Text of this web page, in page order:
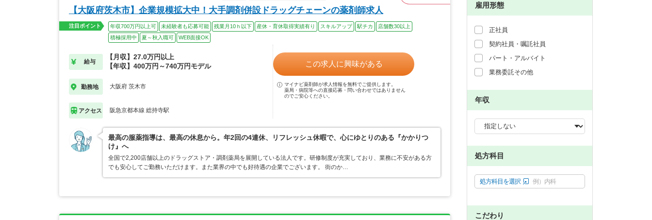
【大阪府茨木市】企業規模拡大中！大手調剤併設ドラッグチェーンの薬剤師求人
注目ポイント 年収700万円以上可 未経験者も応募可能 残業月10ｈ以下 産休・育休取得実績有り スキルアップ 駅チカ
店舗数30以上
積極採用中
夏～秋入職可 WEB面接OK
給与
【月収】27.0万円以上
【年収】400万円～740万円モデル
勤務地 大阪府 茨木市
アクセス 阪急京都本線 総持寺駅
この求人に興味がある
マイナビ薬剤師が求人情報を無料でご提供します。
薬局・病院等への直接応募・問い合わせではありません
のでご安心ください。
最高の服薬指導は、最高の休息から。年2回の4連休、リフレッシュ休暇で、心にゆとりのある『かかりつ
け』へ
全国で2,200店舗以上のドラッグストア・調剤薬局を展開している法人です。研修制度が充実しており、業務に不安がある方
でも安心してご勤務いただけます。また業界の中でも好待遇の企業でございます。 街のか…
雇用形態
正社員
契約社員・嘱託社員
パート・アルバイト
業務委託その他
年収
処方科目
処方科目を選択 例）内科
こだわり